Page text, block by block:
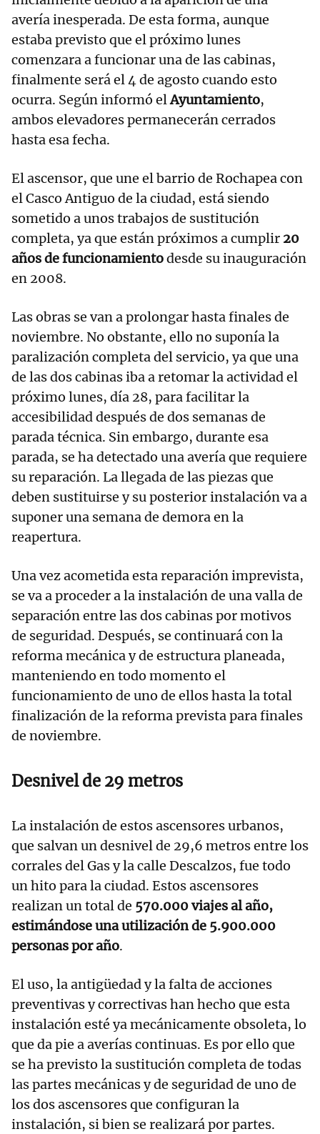
avería inesperada. De esta forma, aunque
estaba previsto que el próximo lunes
comenzara a funcionar una de las cabinas,
finalmente será el 4 de agosto cuando esto
ocurra. Según informó elAyuntamiento,
ambos elevadores permanecerán cerrados
hasta esa fecha.
El ascensor, que une el barrio de Rochapea con
el Casco Antiguo de la ciudad, está siendo
sometido a unos trabajos de sustitución
completa, ya que están próximos a cumplir 20
años de funcionamientodesde su inauguración
en 2008.
Las obras se van a prolongar hasta finales de
noviembre. No obstante, ello no suponía la
paralización completa del servicio, ya que una
de las dos cabinas iba a retomar la actividad el
próximo lunes, día 28, para facilitar la
accesibilidad después de dos semanas de
parada técnica. Sin embargo, durante esa
parada, se ha detectado una avería que requiere
su reparación. La llegada de las piezas que
deben sustituirse y su posterior instalación va a
suponer una semana de demora en la
reapertura.
Una vez acometida esta reparación imprevista,
se va a proceder a la instalación de una valla de
separación entre las dos cabinas por motivos
de seguridad. Después, se continuará con la
reforma mecánica y de estructura planeada,
manteniendo en todo momento el
funcionamiento de uno de ellos hasta la total
finalización de la reforma prevista para finales
de noviembre.
Desnivel de 29 metros
La instalación de estos ascensores urbanos,
que salvan un desnivel de 29,6 metros entre los
corrales del Gas y la calle Descalzos, fue todo
un hito para la ciudad. Estos ascensores
realizan un total de 570.000 viajes al año,
estimándose una utilización de 5.900.000
personas por año.
El uso, la antigüedad y la falta de acciones
preventivas y correctivas han hecho que esta
instalación esté ya mecánicamente obsoleta, lo
que da pie a averías continuas. Es por ello que
se ha previsto la sustitución completa de todas
las partes mecánicas y de seguridad de uno de
los dos ascensores que configuran la
instalación, si bien se realizará por partes.